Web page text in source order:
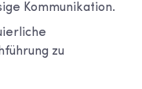
Kommunikation.
zu